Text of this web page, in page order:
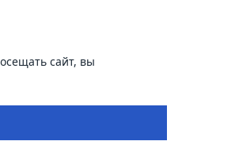
сайт, вы